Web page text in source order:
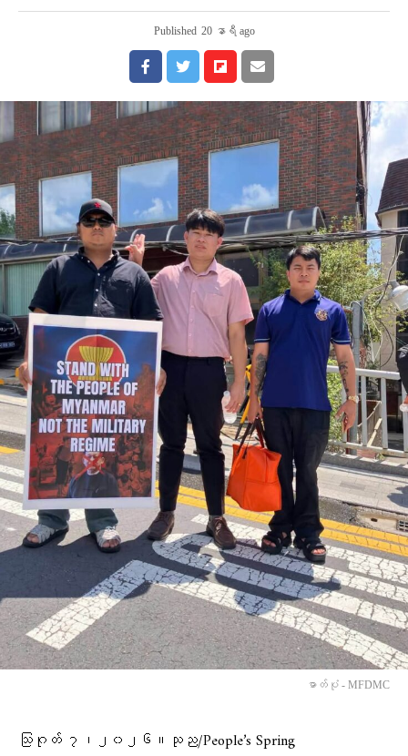
Published 20 နာရီ ago
ဓာတ်ပုံ - MFDMC
သြဂုတ် ၇၊၂၀၂၆။သုည/People’s Spring